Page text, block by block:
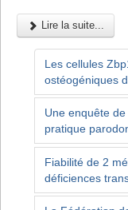
Lire la suite...
Les cellules
ostéogéniques
Une enquête
pratique
Fiabilité de 2
déficiences